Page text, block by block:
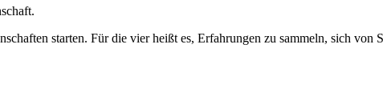
starten. Für die vier heißt es, Erfahrungen zu sammeln, sich von